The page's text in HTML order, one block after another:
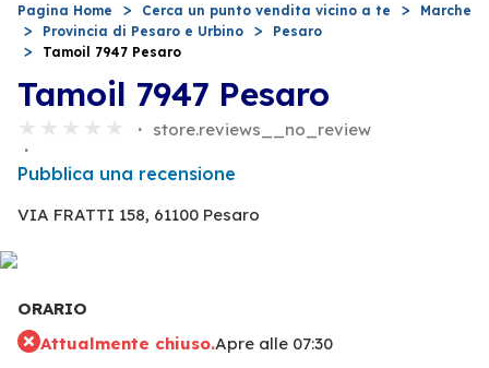
Pagina Home Cerca un punto vendita vicino a te
Marche
Provincia di Pesaro e Urbino
Pesaro
Tamoil 7947 Pesaro
Tamoil 7947 Pesaro
store.reviews__no_review
Pubblica una recensione
VIA FRATTI 158, 61100 Pesaro
ORARIO
Attualmente chiuso.Apre alle 07:30